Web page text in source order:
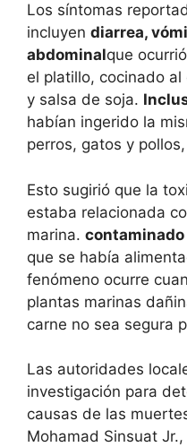
Los síntomas
incluyen diarrea,
abdominalque
el platillo, cocinado
y salsa de soja.
habían ingerido la
perros, gatos y
Esto sugirió que la
estaba relacionada
marina.
que se había
fenómeno ocurre
plantas marinas
carne no sea segura
Las autoridades
investigación para
causas de las
Mohamad Sinsuat